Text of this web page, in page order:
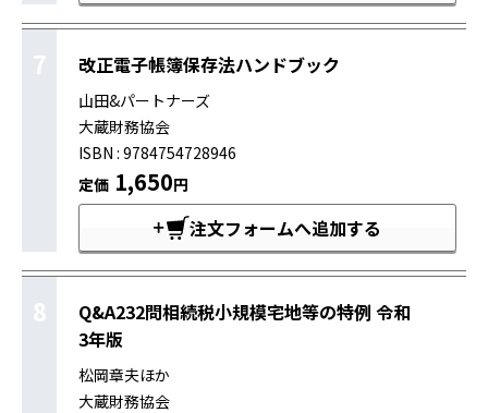
7 改正電子帳簿保存法ハンドブック
山田&パートナーズ
大蔵財務協会
ISBN : 9784754728946
定価 1,650円
注文フォームへ追加する
8
Q&A232問相続税小規模宅地等の特例 令和
3年版
松岡章夫ほか
大蔵財務協会